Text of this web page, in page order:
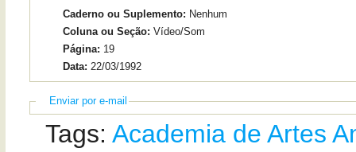
Caderno ou Suplemento: Nenhum
Coluna ou Seção: Vídeo/Som
Página: 19
Data: 22/03/1992
Enviar por e-mail
Tags: Academia de Artes